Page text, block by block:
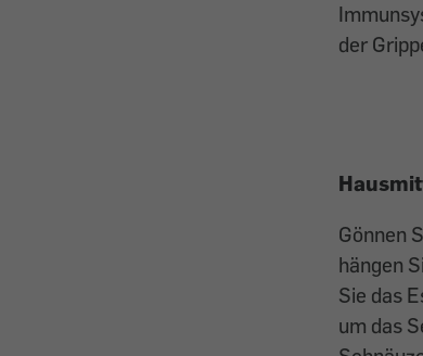
der
Gönnen
hängen
Sie das
um das